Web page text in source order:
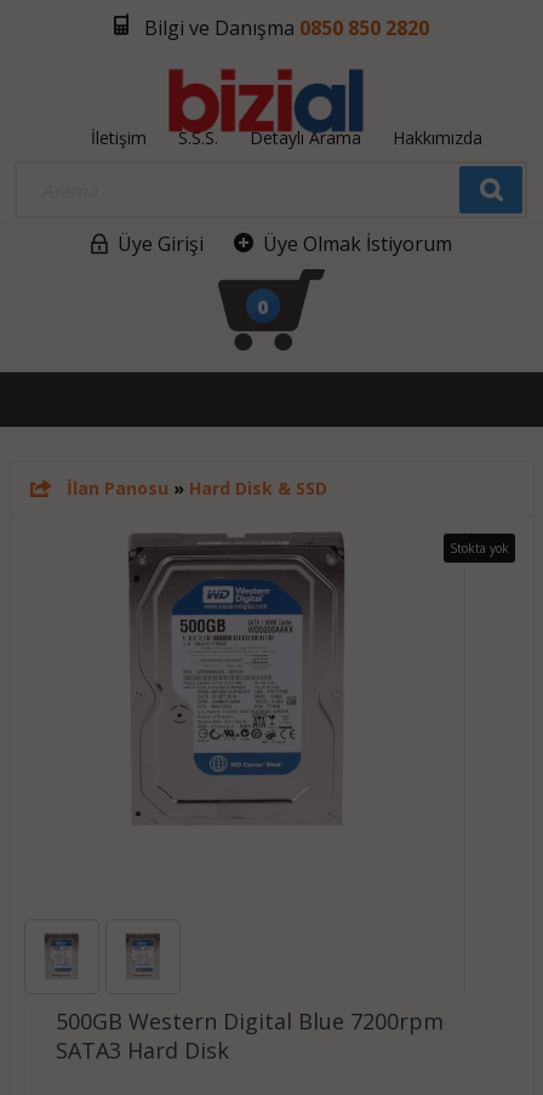
Bilgi ve Danışma 0850 850 2820
İletişim S.S.S. Detaylı Arama Hakkımızda
Üye Girişi Üye Olmak İstiyorum
0
İlan Panosu » Hard Disk & SSD
Stokta yok
500GB Western Digital Blue 7200rpm
SATA3 Hard Disk